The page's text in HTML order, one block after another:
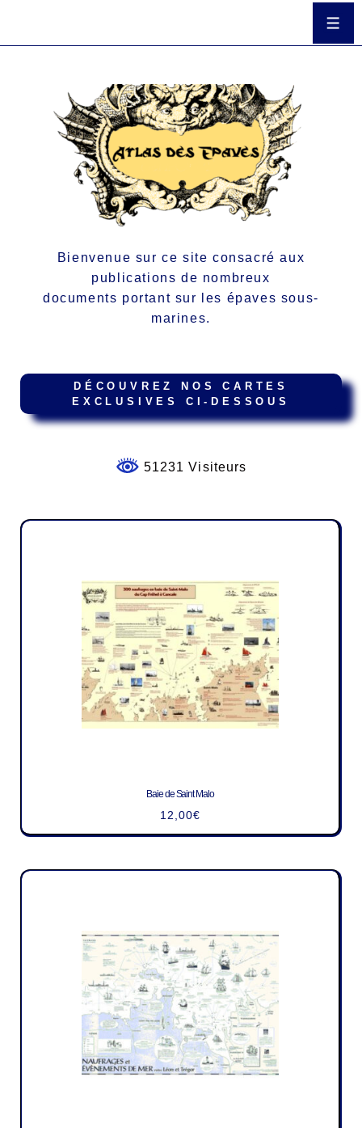
Bienvenue sur ce site consacré aux
publications de nombreux
documents portant sur les épaves sous-
marines.
DÉCOUVREZ NOS CARTES
EXCLUSIVES CI-DESSOUS
51231 Visiteurs
Baie de Saint Malo
12,00€